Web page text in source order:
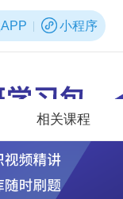
小程序
相关课程